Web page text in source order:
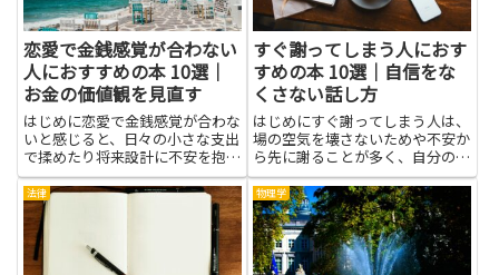
恋愛で金銭感覚が合わない
人におすすめの本 10選｜
お金の価値観を見直す
はじめに恋愛で金銭感覚が合わな
いと感じると、日々の小さな支出
で揉めたり将来設計に不安を抱え
やすくなります。本を通して学ぶ
ことで、自分と相手の価値観の違
いを言葉にでき、話し合いのきっ
かけや具体的な考え方、節約や支
出の共有方法といった実践的な
ヒ...
すぐ謝ってしまう人におす
すめの本 10選｜自信をな
くさない話し方
はじめにすぐ謝ってしまう人は、
場の空気を壊さないためや不安か
ら先に謝ることが多く、自分の意
見や感情を後回しにしがちです。
本記事で紹介する本を読むこと
で、なぜ謝りやすいのかを理解
し、自己認識を高める手がかりが
得られます。自信をなくさない話
し方...
法律 物理学